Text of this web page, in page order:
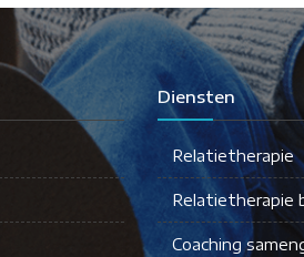
Diensten
Relatietherapie
Relatietherapie
Coaching